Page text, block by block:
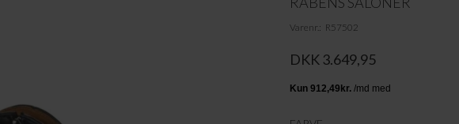
Varenr. R57502
DKK 3.649,95